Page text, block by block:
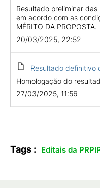
Resultado preliminar
em acordo com as
MÉRITO DA PROPOSTA.
20/03/2025, 22:52
Resultado definitivo
Homologação do
27/03/2025, 11:56
Tags : Editais da